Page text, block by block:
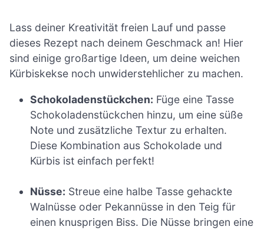
Lass deiner Kreativität freien Lauf und passe
dieses Rezept nach deinem Geschmack an! Hier
sind einige großartige Ideen, um deine weichen
Kürbiskekse noch unwiderstehlicher zu machen.
Schokoladenstückchen: Füge eine Tasse
Schokoladenstückchen hinzu, um eine süße
Note und zusätzliche Textur zu erhalten.
Diese Kombination aus Schokolade und
Kürbis ist einfach perfekt!
Nüsse: Streue eine halbe Tasse gehackte
Walnüsse oder Pekannüsse in den Teig für
einen knusprigen Biss. Die Nüsse bringen eine